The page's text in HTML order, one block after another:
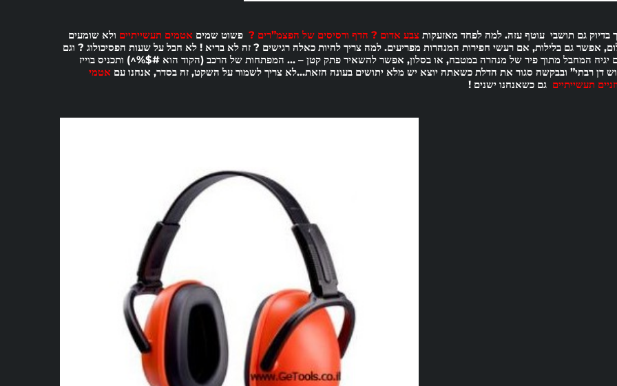
בדיוק גם תושבי עוטף עזה. למה לפחד מאזעקותצבע אדום ? הדף ורסיסים של הפצמ”רים ?פשוט שמים אטמים תעשייתיים ולא שומעים
אפשר גם בלילות, אם רעשי חפירות המנהרות מפריעים. למה צריך להיות כאלה רגישים ? זה לא בריא ! לא חבל על שעות הפסיכולוג ? וגם
יגיח המחבל מתוך פיר של מנהרה במטבח, או בסלון, אפשר להשאיר פתק קטן – … המפתחות של הרכב (הקוד הוא #$%^) ותכניס בוייז
דן רבתי” ובבקשה סגור את הדלת כשאתה יוצא יש מלא יתושים בעונה הזאת…לא צריך לשמור על השקט, זה בסדר, אנחנו עם אטמי
תעשייתייםגם כשאנחנו ישנים !